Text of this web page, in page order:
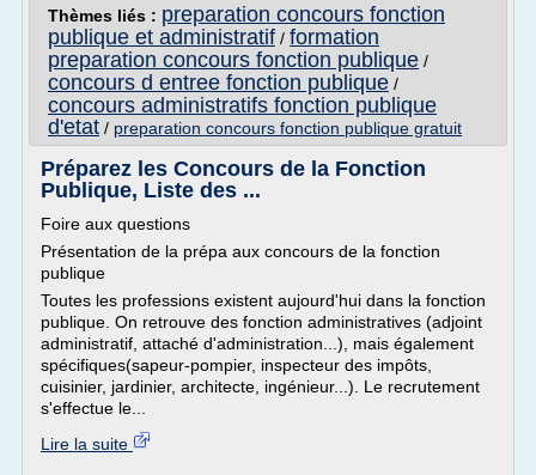
Thèmes liés : preparation concours fonction
publique et administratif / formation
preparation concours fonction publique /
concours d entree fonction publique /
concours administratifs fonction publique
d'etat / preparation concours fonction publique gratuit
Préparez les Concours de la Fonction
Publique, Liste des ...
Foire aux questions
Présentation de la prépa aux concours de la fonction
publique
Toutes les professions existent aujourd'hui dans la fonction
publique. On retrouve des fonction administratives (adjoint
administratif, attaché d'administration...), mais également
spécifiques(sapeur-pompier, inspecteur des impôts,
cuisinier, jardinier, architecte, ingénieur...). Le recrutement
s'effectue le...
Lire la suite